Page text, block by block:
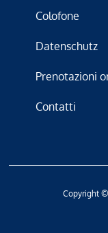
Colofone
Datenschutz
Prenotazioni
Contatti
Copyright